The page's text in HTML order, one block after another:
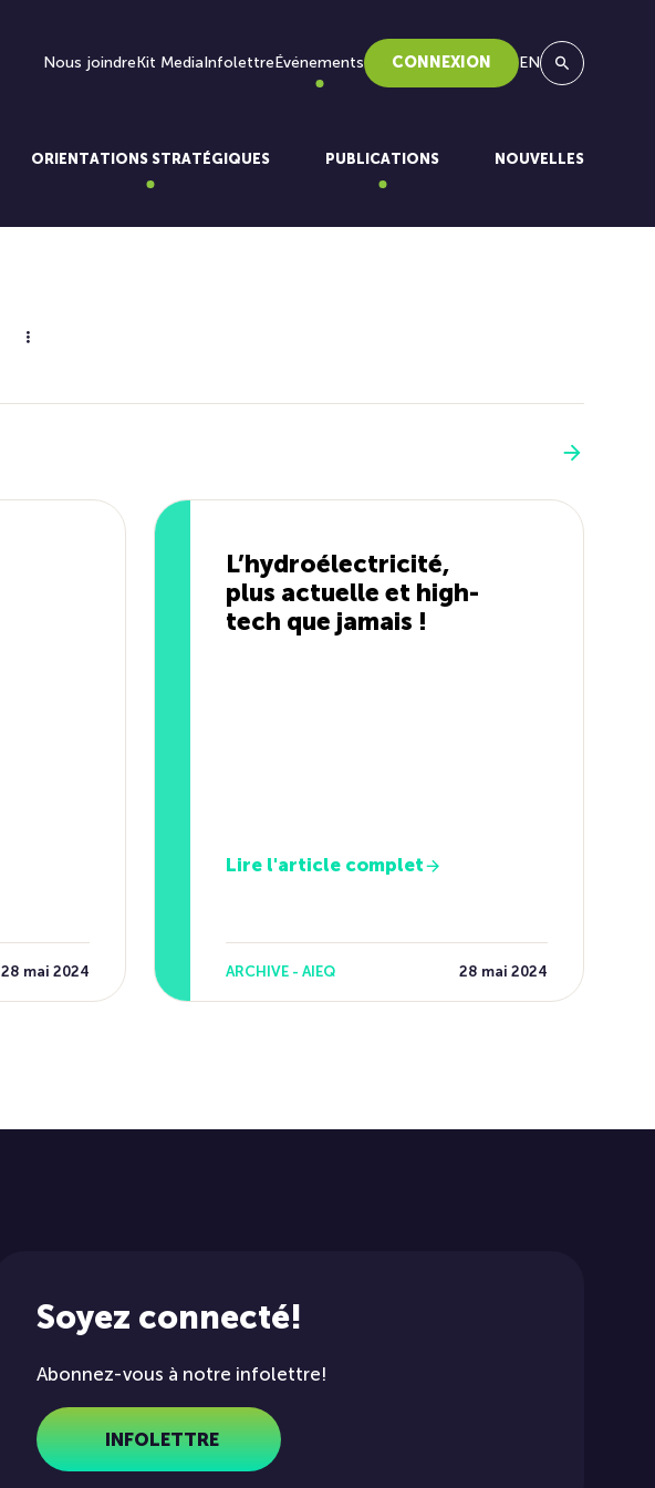
Nous joindreKit MediaInfolettreÉvénements CONNEXION EN
ORIENTATIONS STRATÉGIQUES PUBLICATIONS NOUVELLES
28 mai 2024
L’hydroélectricité,
plus actuelle et high-
tech que jamais !
Lire l'article complet
ARCHIVE - AIEQ 28 mai 2024
Soyez connecté!
Abonnez-vous à notre infolettre!
INFOLETTRE